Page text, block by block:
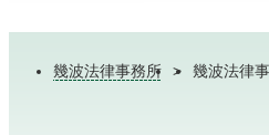
幾波法律事務所 > 幾波法律